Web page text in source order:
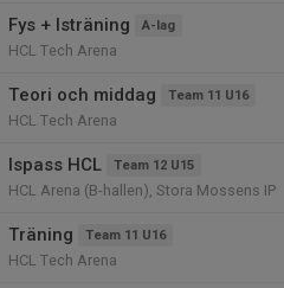
Fys + Isträning A-lag
HCL Tech Arena
Teori och middag Team 11 U16
HCL Tech Arena
Ispass HCL Team 12 U15
HCL Arena (B-hallen), Stora Mossens IP
Träning Team 11 U16
HCL Tech Arena